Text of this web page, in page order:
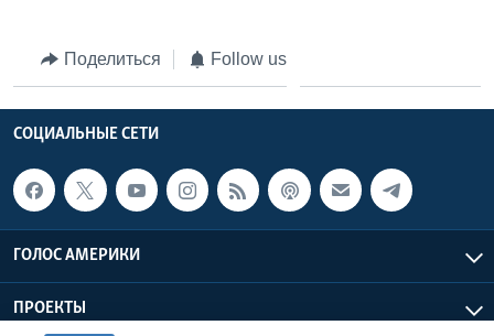
Поделиться Follow us
СОЦИАЛЬНЫЕ СЕТИ
ГОЛОС АМЕРИКИ
ПРОЕКТЫ